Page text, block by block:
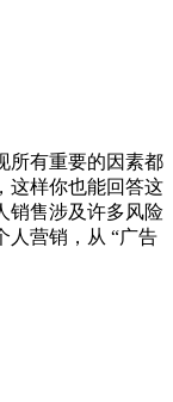
所有重要的因素都
这样你也能回答这
销售涉及许多风险
人营销，从 “广告